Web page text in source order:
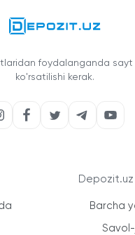
foydalanganda sayt
ko'rsatilishi kerak.
Depozit.uz
Barcha